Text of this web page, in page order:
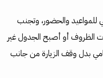
والحضور، وتجنب
الظروف أو أصبح الجدول غير
بدل وقف الزيارة من جانب